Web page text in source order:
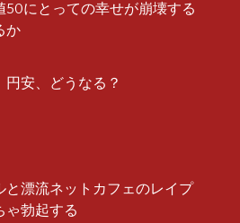
50にとっての幸せが崩壊する
か
安、どうなる？
と漂流ネットカフェのレイプ
ゃ勃起する